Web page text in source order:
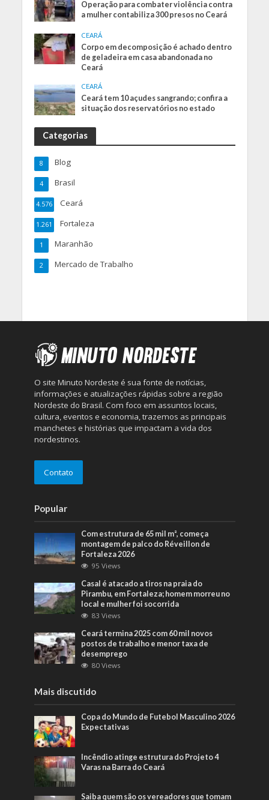
Operação para combater violência contra
a mulher contabiliza 300 presos no Ceará
CEARÁ
Corpo em decomposição é achado dentro
de geladeira em casa abandonada no
Ceará
CEARÁ
Ceará tem 10 açudes sangrando; confira a
situação dos reservatórios no estado
Categorias
Blog
8
Brasil
4
Ceará
4.576
Fortaleza
1.261
Maranhão
1
Mercado de Trabalho
2
O site Minuto Nordeste é sua fonte de notícias,
informações e atualizações rápidas sobre a região
Nordeste do Brasil. Com foco em assuntos locais,
cultura, eventos e economia, trazemos as principais
manchetes e histórias que impactam a vida dos
nordestinos.
Contato
Popular
Com estrutura de 65 mil m², começa
montagem de palco do Réveillon de
Fortaleza 2026
95 Views
Casal é atacado a tiros na praia do
Pirambu, em Fortaleza; homem morreu no
local e mulher foi socorrida
83 Views
Ceará termina 2025 com 60 mil novos
postos de trabalho e menor taxa de
desemprego
80 Views
Mais discutido
Copa do Mundo de Futebol Masculino 2026
Expectativas
Incêndio atinge estrutura do Projeto 4
Varas na Barra do Ceará
Saiba quem são os vereadores que tomam